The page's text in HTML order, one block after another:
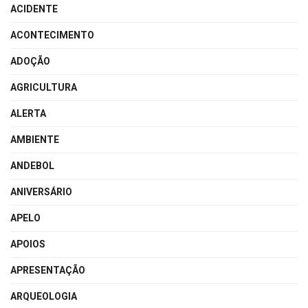
ACIDENTE
ACONTECIMENTO
ADOÇÃO
AGRICULTURA
ALERTA
AMBIENTE
ANDEBOL
ANIVERSÁRIO
APELO
APOIOS
APRESENTAÇÃO
ARQUEOLOGIA